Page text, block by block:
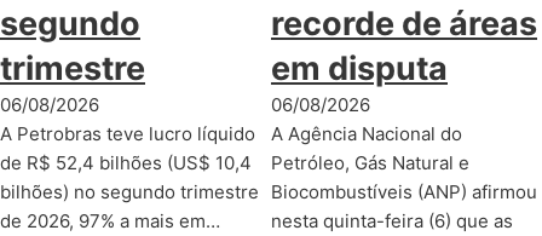
segundo
trimestre
06/08/2026
A Petrobras teve lucro líquido
de R$ 52,4 bilhões (US$ 10,4
bilhões) no segundo trimestre
de 2026, 97% a mais em…
recorde de áreas
em disputa
06/08/2026
A Agência Nacional do
Petróleo, Gás Natural e
Biocombustíveis (ANP) afirmou
nesta quinta-feira (6) que as